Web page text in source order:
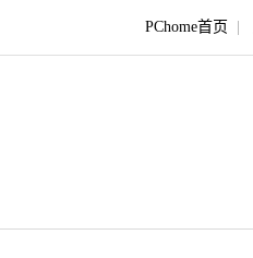
PChome首页